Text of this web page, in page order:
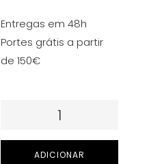
Entregas em 48h
Portes grátis a partir
de 150€
Quantidade
ADICIONAR